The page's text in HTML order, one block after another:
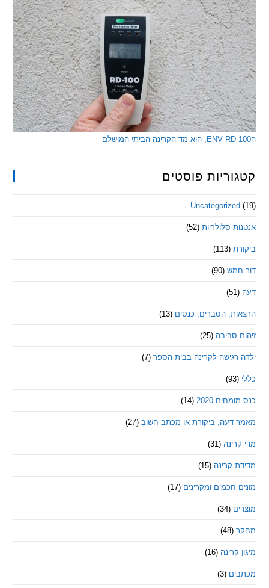
פוסטים
סלולריות (52)
(90)
הסברים, כנסים (13)
סביבה (25)
לקרינה בבית הספר (7)
2020
(14)
ביקורת או מכתב חשוב (27)
(31)
קרינה (15)
חכמים ומקרינים (17)
(16)